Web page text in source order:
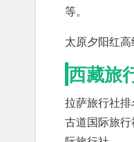
等。
太原夕阳红
西藏旅
拉萨旅行社
古道国际旅